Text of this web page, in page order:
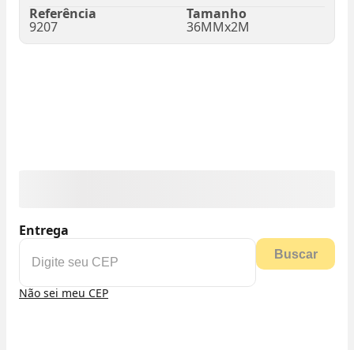
Referência
9207
Tamanho
36MMx2M
Entrega
Buscar
Não sei meu CEP